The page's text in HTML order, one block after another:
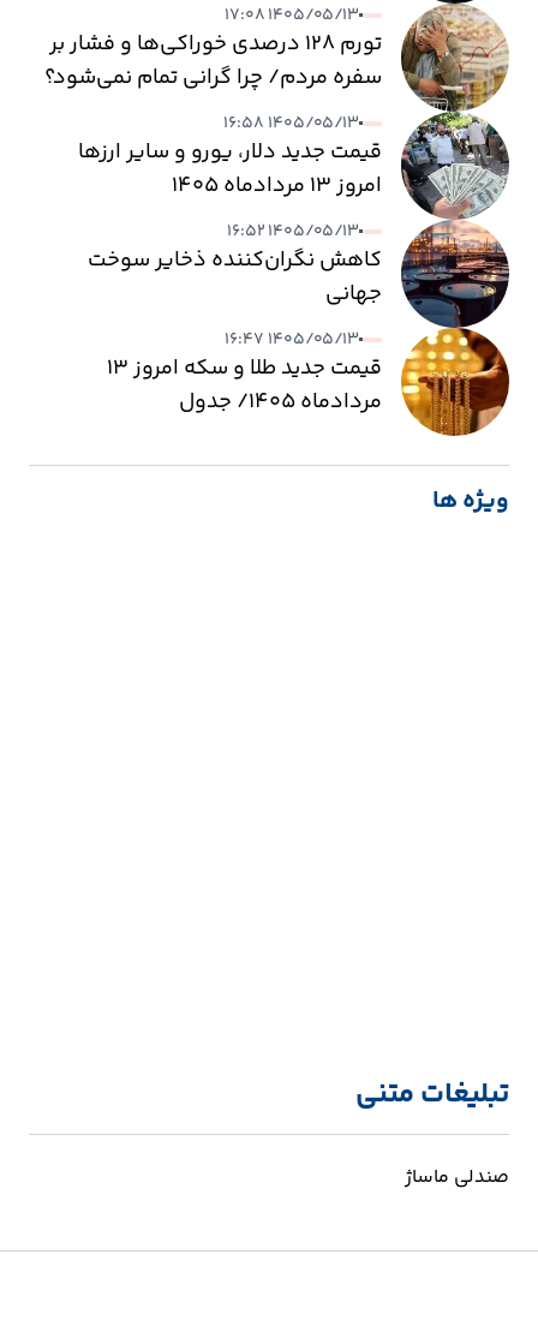
۱۴۰۵/۰۵/۱۳ ۱۷:۰۸
تورم ۱۲۸ درصدی خوراکی‌ها و فشار بر
سفره مردم/ چرا گرانی تمام نمی‌شود؟
۱۴۰۵/۰۵/۱۳ ۱۶:۵۸
قیمت جدید دلار، یورو و سایر ارزها
امروز ۱۳ مردادماه ۱۴۰۵
۱۴۰۵/۰۵/۱۳ ۱۶:۵۲
کاهش نگران‌کننده ذخایر سوخت
جهانی
۱۴۰۵/۰۵/۱۳ ۱۶:۴۷
قیمت جدید طلا و سکه امروز ۱۳
مردادماه ۱۴۰۵/ جدول
ویژه ها
تبلیغات متنی
صندلی ماساژ